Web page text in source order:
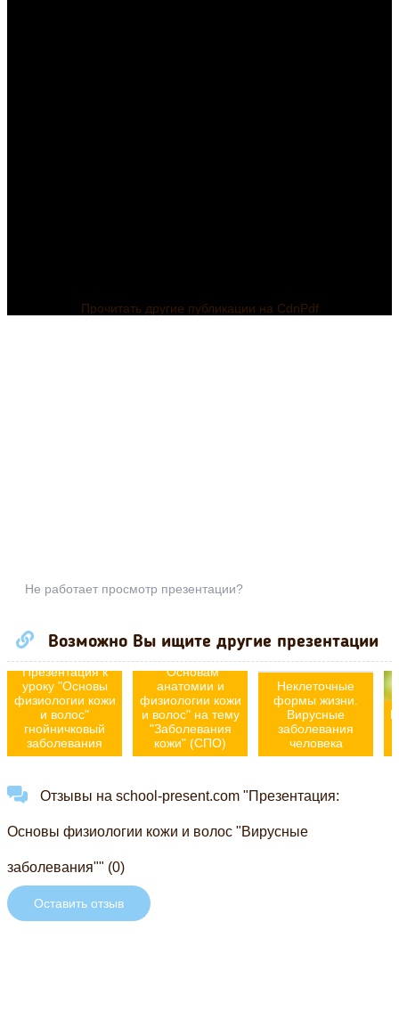
Прочитать другие публикации на CdnPdf
Не работает просмотр презентации?
Возможно Вы ищите другие презентации
Презентация к
уроку "Основы
физиологии кожи
и волос"
гнойничковый
заболевания
Презентация по
"Основам
анатомии и
физиологии кожи
и волос" на тему
"Заболевания
кожи" (СПО)
Неклеточные
формы жизни.
Вирусные
заболевания
человека
Отзывы на school-present.com "Презентация:
Основы физиологии кожи и волос "Вирусные
заболевания"" (0)
Оставить отзыв